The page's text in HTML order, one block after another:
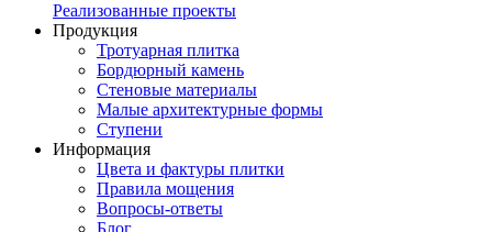
Реализованные проекты
Продукция
Тротуарная плитка
Бордюрный камень
Стеновые материалы
Малые архитектурные формы
Ступени
Информация
Цвета и фактуры плитки
Правила мощения
Вопросы-ответы
Блог